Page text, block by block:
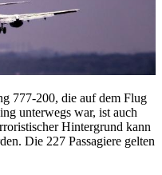
777-200, die auf dem Flug
unterwegs war, ist auch
Hintergrund kann
Die 227 Passagiere gelten